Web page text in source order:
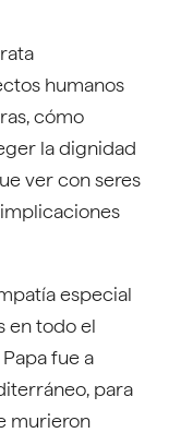
humanos
cómo
la dignidad
ver con seres
especial
en todo el
fue a
para
murieron